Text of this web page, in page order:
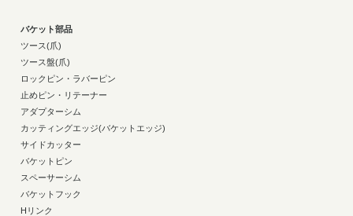
バケット部品
ツース(爪)
ツース盤(爪)
ロックピン・ラバーピン
止めピン・リテーナー
アダプターシム
カッティングエッジ(バケットエッジ)
サイドカッター
バケットピン
スペーサーシム
バケットフック
Hリンク